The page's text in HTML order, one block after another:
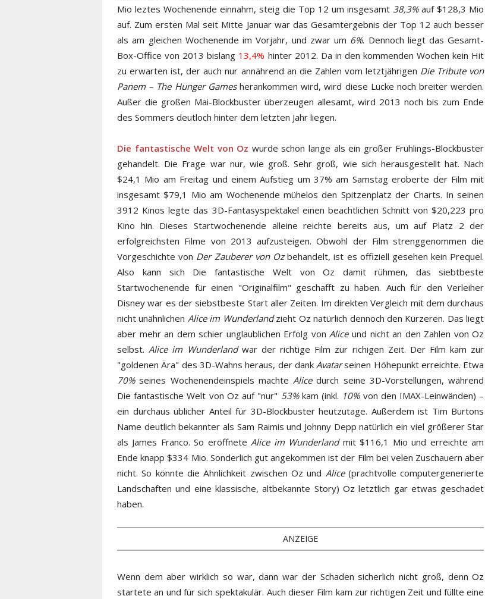
Mio leztes Wochenende einnahm, steig die Top 12 um insgesamt 38,3%auf $128,3 Mio
auf. Zum ersten Mal seit Mitte Januar war das Gesamtergebnis der Top 12 auch besser
als am gleichen Wochenende im Vorjahr, und zwar um 6%. Dennoch liegt das Gesamt-
Box-Office von 2013 bislang 13,4% hinter 2012. Da in den kommenden Wochen kein Hit
zu erwarten ist, der auch nur annährend an die Zahlen vom letztjährigen Die Tribute von
Panem – The Hunger Gamesherankommen wird, wird diese Lücke noch breiter werden.
Außer die großen Mai-Blockbuster überzeugen allesamt, wird 2013 noch bis zum Ende
des Sommers deutloch hinter dem letzten Jahr liegen.
Die fantastische Welt von Oz wurde schon lange als ein großer Frühlings-Blockbuster
gehandelt. Die Frage war nur, wie groß. Sehr groß, wie sich herausgestellt hat. Nach
$24,1 Mio am Freitag und einem Aufstieg um 37% am Samstag eroberte der Film mit
insgesamt $79,1 Mio am Wochenende mühelos den Spitzenplatz der Charts. In seinen
3912 Kinos legte das 3D-Fantasyspektakel einen beachtlichen Schnitt von $20,223 pro
Kino hin. Dieses Startwochenende alleine reichte bereits aus, um auf Platz 2 der
erfolgreichsten Filme von 2013 aufzusteigen. Obwohl der Film strenggenommen die
Vorgeschichte von Der Zauberer von Ozbehandelt, ist es offiziell gesehen kein Prequel.
Also kann sich Die fantastische Welt von Oz damit rühmen, das siebtbeste
Startwochenende für einen "Originalfilm" geschafft zu haben. Auch für den Verleiher
Disney war es der siebstbeste Start aller Zeiten. Im direkten Vergleich mit dem durchaus
nicht unähnlichen Alice im Wunderlandzieht Oz natürlich dennoch den Kürzeren. Das liegt
aber mehr an dem schier unglaublichen Erfolg von Aliceund nicht an den Zahlen von Oz
selbst. Alice im Wunderlandwar der richtige Film zur richigen Zeit. Der Film kam zur
"goldenen Ära" des 3D-Wahns heraus, der dank Avatarseinen Höhepunkt erreichte. Etwa
70%seines Wochenendeinspiels machte Alicedurch seine 3D-Vorstellungen, während
Die fantastische Welt von Oz auf "nur" 53%kam (inkl. 10%von den IMAX-Leinwänden) –
ein durchaus üblicher Anteil für 3D-Blockbuster heutzutage. Außerdem ist Tim Burtons
Name deutlich bekannter als Sam Raimis und Johnny Depp natürlich ein viel größerer Star
als James Franco. So eröffnete Alice im Wunderlandmit $116,1 Mio und erreichte am
Ende knapp $334 Mio. Sonderlich gut angekommen ist der Film bei velen Zuschauern aber
nicht. So könnte die Ähnlichkeit zwischen Oz und Alice(prachtvolle computergenerierte
Landschaften und eine klassische, altbekannte Story) Oz letztlich gar etwas geschadet
haben.
ANZEIGE
Wenn dem aber wirklich so war, dann war der Schaden sicherlich nicht groß, denn Oz
startete an und für sich spektakulär. Auch dieser Film kam zur richtigen Zeit und füllte eine